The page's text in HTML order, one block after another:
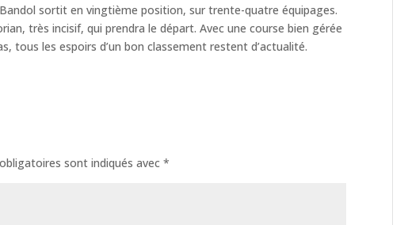
sortit en vingtième position, sur trente-quatre équipages.
très incisif, qui prendra le départ. Avec une course bien gérée
tous les espoirs d’un bon classement restent d’actualité.
sont indiqués avec*